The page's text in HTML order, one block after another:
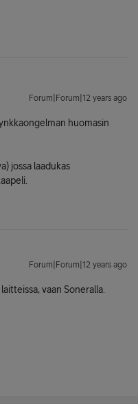
Forum|Forum|12 years ago
huomasin
jossa laadukas
Forum|Forum|12 years ago
vaan Soneralla.